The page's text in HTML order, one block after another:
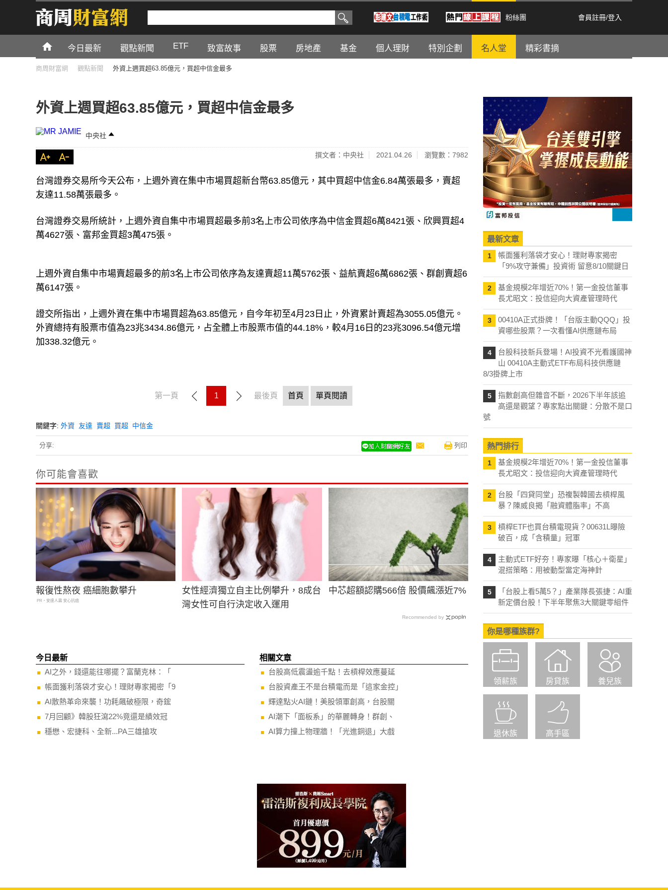
粉絲團 會員註冊/登入
今日最新 觀點新聞 ETF 致富故事 股票 房地產 基金 個人理財 特別企劃 名人堂 精彩書摘
商周財富網 觀點新聞 外資上週買超63.85億元，買超中信金最多
外資上週買超63.85億元，買超中信金最多
中央社
撰文者：中央社 2021.04.26 瀏覽數：7982
台灣證券交易所今天公布，上週外資在集中市場買超新台幣63.85億元，其中買超中信金6.84萬張最多，賣超
友達11.58萬張最多。
台灣證券交易所統計，上週外資自集中市場買超最多前3名上市公司依序為中信金買超6萬8421張、欣興買超4
萬4627張、富邦金買超3萬475張。
上週外資自集中市場賣超最多的前3名上市公司依序為友達賣超11萬5762張、益航賣超6萬6862張、群創賣超6
萬6147張。
證交所指出，上週外資在集中市場買超為63.85億元，自今年初至4月23日止，外資累計賣超為3055.05億元。
外資總持有股票市值為23兆3434.86億元，占全體上市股票市值的44.18%，較4月16日的23兆3096.54億元增
加338.32億元。
第一頁 1 最後頁 首頁 單頁閱讀
關鍵字: 外資 友達 賣超 買超 中信金
分享: 列印
你可能會喜歡
報復性熬夜 癌細胞數攀升
PR・安達人壽 安心抗癌
女性經濟獨立自主比例攀升，8成台
灣女性可自行決定收入運用
中芯超額認購566倍 股價飆漲近7%
Recommended by
今日最新
AI之外，錢還能往哪擺？富蘭克林：「
帳面獲利落袋才安心！理財專家揭密「9
AI散熱革命來襲！功耗飆破極限，奇鋐
7月回顧》韓股狂瀉22%竟還是績效冠
穩懋、宏捷科、全新...PA三雄搶攻
相關文章
台股高低震盪逾千點！去槓桿效應蔓延
台股資產王不是台積電而是「這家金控」
輝達點火AI鏈！美股領軍創高，台股關
AI潮下「面板系」的華麗轉身！群創、
AI算力撞上物理牆！「光進銅退」大戲
最新文章
1
帳面獲利落袋才安心！理財專家揭密
「9%攻守兼備」投資術 留意8/10關鍵日
2
基金規模2年增近70%！第一金投信董事
長尤昭文：投信迎向大資產管理時代
3
00410A正式掛牌！「台版主動QQQ」投
資哪些股票？一次看懂AI供應鏈布局
4
台股科技新兵登場！AI投資不光看護國神
山 00410A主動式ETF布局科技供應鏈
8/3掛牌上市
5
指數創高但雜音不斷，2026下半年該追
高還是觀望？專家點出關鍵：分散不是口
號
熱門排行
1
基金規模2年增近70%！第一金投信董事
長尤昭文：投信迎向大資產管理時代
2
台股「四貸同堂」恐複製韓國去槓桿風
暴？陳威良揭「融資體脂率」不高
3
槓桿ETF也買台積電現貨？00631L曝險
破百，成「含積量」冠軍
4
主動式ETF好夯！專家曝「核心＋衛星」
混搭策略：用被動型當定海神針
5
「台股上看5萬5？」產業隊長張捷：AI重
新定價台股！下半年聚焦3大關鍵零組件
你是哪種族群?
領薪族 房貸族 養兒族
退休族 高手區